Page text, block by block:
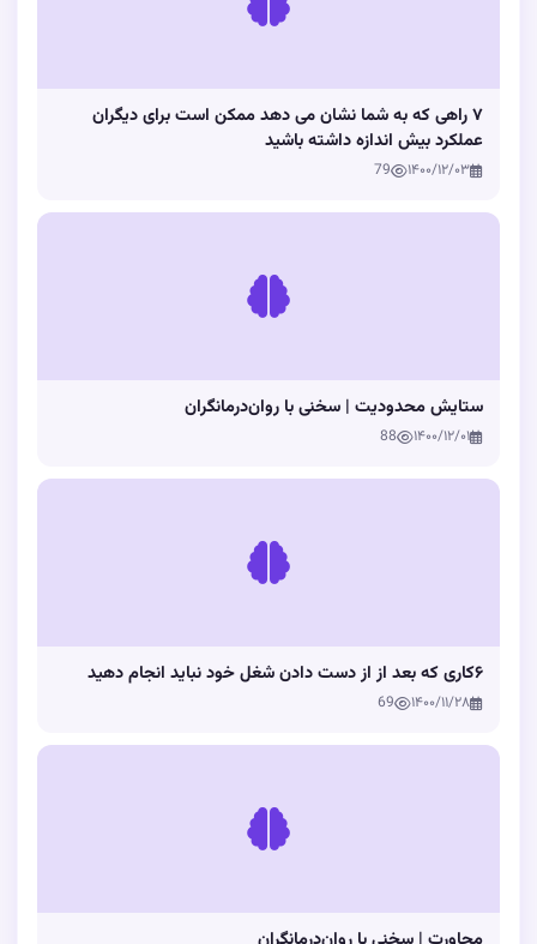
۷ راهی که به شما نشان می دهد ممکن است برای دیگران
عملکرد بیش اندازه داشته باشید
۱۴۰۰/۱۲/۰۳ 79
ستایش محدودیت | سخنی با روان‌درمانگران
۱۴۰۰/۱۲/۰۱ 88
۶کاری که بعد از از دست دادن شغل خود نباید انجام دهید
۱۴۰۰/۱۱/۲۸ 69